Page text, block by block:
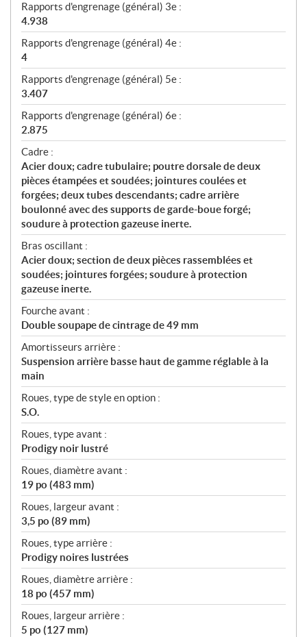
Rapports d'engrenage (général) 3e :
4.938
Rapports d'engrenage (général) 4e :
4
Rapports d'engrenage (général) 5e :
3.407
Rapports d'engrenage (général) 6e :
2.875
Cadre :
Acier doux; cadre tubulaire; poutre dorsale de deux
pièces étampées et soudées; jointures coulées et
forgées; deux tubes descendants; cadre arrière
boulonné avec des supports de garde-boue forgé;
soudure à protection gazeuse inerte.
Bras oscillant :
Acier doux; section de deux pièces rassemblées et
soudées; jointures forgées; soudure à protection
gazeuse inerte.
Fourche avant :
Double soupape de cintrage de 49 mm
Amortisseurs arrière :
Suspension arrière basse haut de gamme réglable à la
main
Roues, type de style en option :
S.O.
Roues, type avant :
Prodigy noir lustré
Roues, diamètre avant :
19 po (483 mm)
Roues, largeur avant :
3,5 po (89 mm)
Roues, type arrière :
Prodigy noires lustrées
Roues, diamètre arrière :
18 po (457 mm)
Roues, largeur arrière :
5 po (127 mm)